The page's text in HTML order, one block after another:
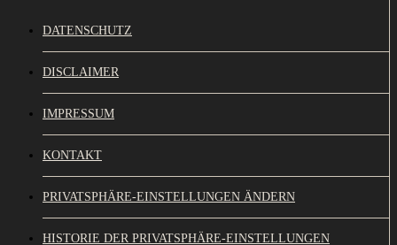
DATENSCHUTZ
DISCLAIMER
IMPRESSUM
KONTAKT
PRIVATSPHÄRE-EINSTELLUNGEN ÄNDERN
HISTORIE DER PRIVATSPHÄRE-EINSTELLUNGEN